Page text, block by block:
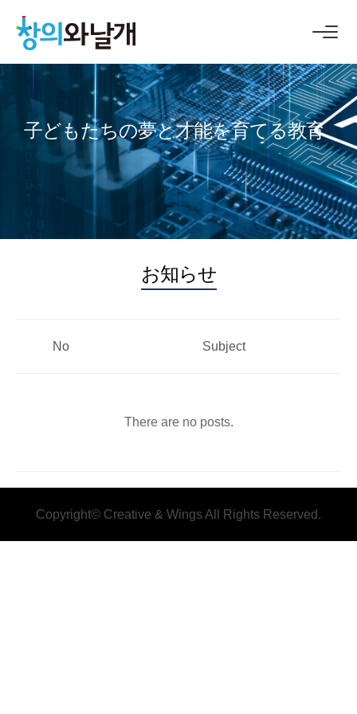
子どもたちの夢と才能を育てる教育
お知らせ
No Subject
There are no posts.
Copyright© Creative & Wings All Rights Reserved.